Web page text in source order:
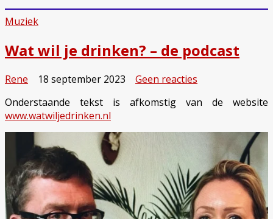
Muziek
Wat wil je drinken? – de podcast
Rene 18 september 2023 Geen reacties
wil
drinken?
podcast
Onderstaande tekst is afkomstig van de website
www.watwiljedrinken.nl